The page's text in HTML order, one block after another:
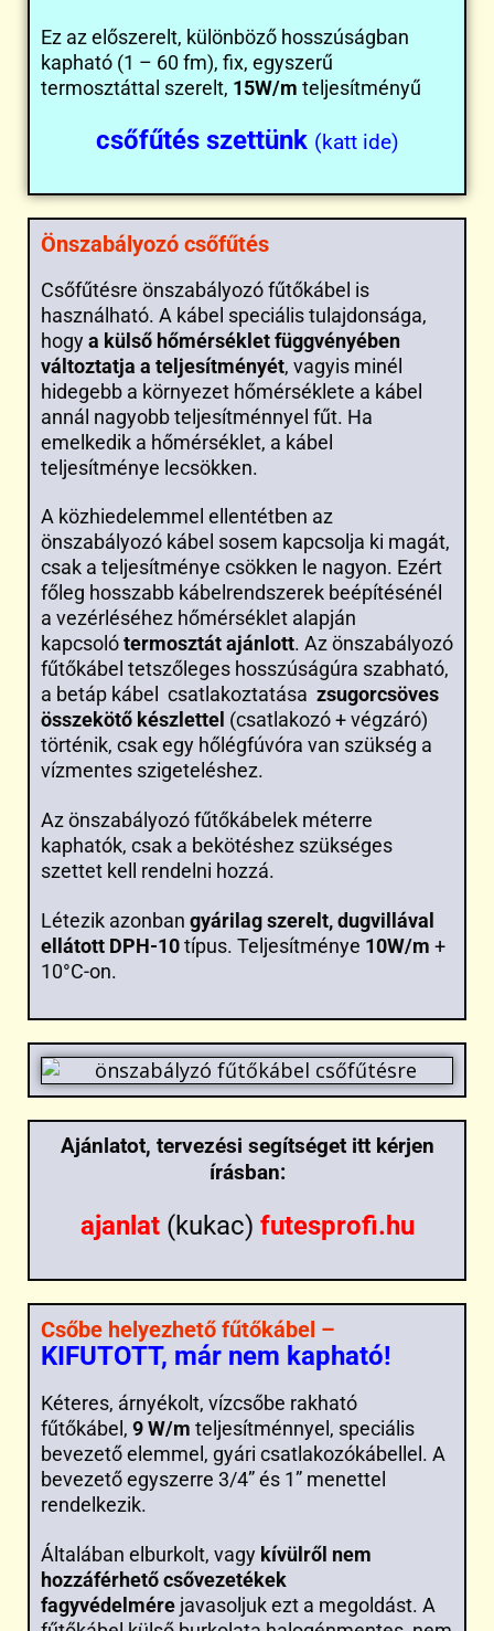
Ez az előszerelt, különböző hosszúságban
kapható (1 – 60 fm), fix, egyszerű
termosztáttal szerelt, 15W/m teljesítményű
csőfűtés szettünk (katt ide)
Önszabályozó csőfűtés
Csőfűtésre önszabályozó fűtőkábel is
használható. A kábel speciális tulajdonsága,
hogya külső hőmérséklet függvényében
változtatja a teljesítményét, vagyis minél
hidegebb a környezet hőmérséklete a kábel
annál nagyobb teljesítménnyel fűt. Ha
emelkedik a hőmérséklet, a kábel
teljesítménye lecsökken.
A közhiedelemmel ellentétben az
önszabályozó kábel sosem kapcsolja ki magát,
csak a teljesítménye csökken le nagyon. Ezért
főleg hosszabb kábelrendszerek beépítésénél
a vezérléséhez hőmérséklet alapján
kapcsolótermosztát ajánlott. Az önszabályozó
fűtőkábel tetszőleges hosszúságúra szabható,
a betáp kábel csatlakoztatása zsugorcsöves
összekötő készlettel (csatlakozó + végzáró)
történik, csak egy hőlégfúvóra van szükség a
vízmentes szigeteléshez.
Az önszabályozó fűtőkábelek méterre
kaphatók, csak a bekötéshez szükséges
szettet kell rendelni hozzá.
Létezik azonban gyárilag szerelt, dugvillával
ellátott DPH-10típus. Teljesítménye 10W/m +
10°C-on.
Ajánlatot, tervezési segítséget itt kérjen
írásban:
ajanlat (kukac) futesprofi.hu
Csőbe helyezhető fűtőkábel –
KIFUTOTT, már nem kapható!
Kéteres, árnyékolt, vízcsőbe rakható
fűtőkábel, 9 W/m teljesítménnyel, speciális
bevezető elemmel, gyári csatlakozókábellel. A
bevezető egyszerre 3/4” és 1” menettel
rendelkezik.
Általában elburkolt, vagy kívülről nem
hozzáférhető csővezetékek
fagyvédelmére javasoljuk ezt a megoldást. A